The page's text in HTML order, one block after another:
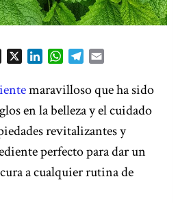
r
a
d
s
n
e
d
I
n
W
a
t
s
A
p
l
g
r
a
m
a
i
l
maravilloso que ha sido
en la belleza y el cuidado
revitalizantes y
perfecto para dar un
a cualquier rutina de